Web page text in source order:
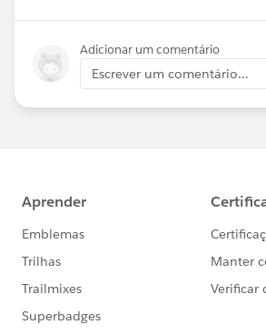
Adicionar um comentário
Escrever um comentário...